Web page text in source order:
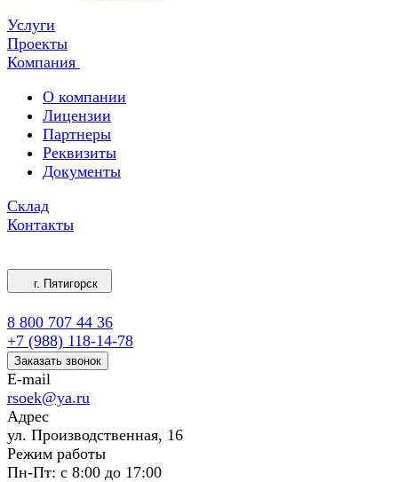
Услуги
Проекты
Компания
О компании
Лицензии
Партнеры
Реквизиты
Документы
Склад
Контакты
г. Пятигорск
8 800 707 44 36
+7 (988) 118-14-78
Заказать звонок
E-mail
rsoek@ya.ru
Адрес
ул. Производственная, 16
Режим работы
Пн-Пт: с 8:00 до 17:00